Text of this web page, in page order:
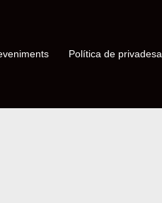
Política de privadesa